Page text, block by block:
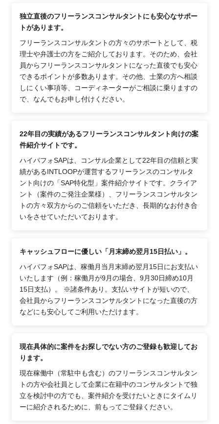
独立直後のフリーランスコンサルタントにも安心なサポー
トがあります。
フリーランスコンサルタントの方々のサポートとして、税
理士や弁護士の方をご紹介しております。そのため、会社
員からフリーランスコンサルタントになった直後でも安心
できるポイントが多数あります。その他、士業の方へ相談
しにくい事項等、コーディネーターがご相談に乗りますの
で、なんでもお申し付けください。
22年目の実績があるフリーランスコンサルタント向けの案
件紹介サイトです。
ハイパフォSAPは、コンサル企業として22年目の信頼と実
績があるINTLOOPが運営するフリーランスのコンサルタ
ント向けの「SAP特化型」案件紹介サイトです。クライア
ント（案件のご発注企業様）、フリーランスコンサルタン
トの方々双方からのご信頼をいただき、長期的なお付き合
いをさせていただいております。
キャッシュフローに優しい「月末締め翌月15日払い」。
ハイパフォSAPは、稼働月当月末締め翌月15日にお支払い
いたします（例：稼働月が9月の場合、9月30日締め10月
15日支払）。 ※諸条件あり。支払いサイトが短いので、
会社員からフリーランスコンサルタントになった直後の方
などにも安心してご利用いただけます。
現在具体的に案件をお探しでない方のご登録も歓迎してお
ります。
現在稼働中（常駐中も含む）のフリーランスコンサルタン
トの方や会社員として企業に在籍中のコンサルタントで独
立を検討中の方でも、案件紹介を受けたいときにタイムリ
ーに紹介されるために、前もってご登録ください。